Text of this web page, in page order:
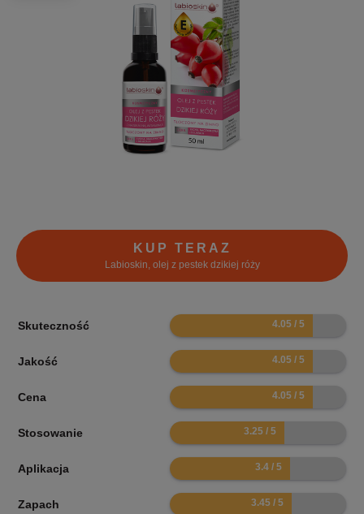
KUP TERAZ
Labioskin, olej z pestek dzikiej róży
Skuteczność 8.1
Jakość 8.1
Cena 8.1
Stosowanie 6.5
Aplikacja 6.8
Zapach 6.9